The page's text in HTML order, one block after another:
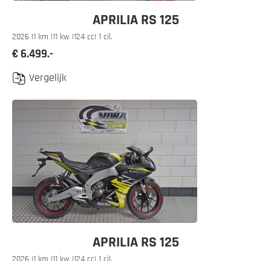
APRILIA RS 125
2026 |1 km |11 kw |124 cc| 1 cil.
€ 6.499.-
Vergelijk
APRILIA RS 125